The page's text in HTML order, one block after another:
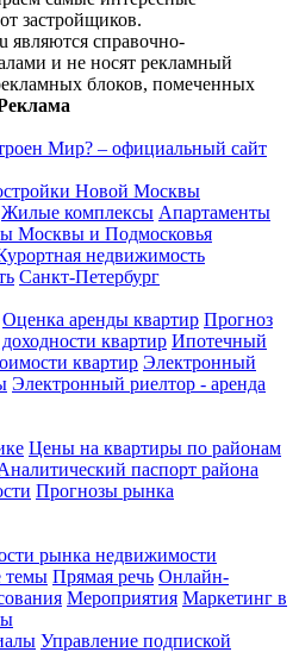
застройщиков.
являются справочно-
и не носят рекламный
блоков, помеченных
Мир? – официальный сайт
Новой Москвы
Жилые комплексы Апартаменты
Москвы и Подмосковья
недвижимость
Санкт-Петербург
Оценка аренды квартир Прогноз
квартир Ипотечный
квартир Электронный
Электронный риелтор - аренда
Цены на квартиры по районам
паспорт района
Прогнозы рынка
рынка недвижимости
темы Прямая речь Онлайн-
Мероприятия Маркетинг в
Управление подпиской